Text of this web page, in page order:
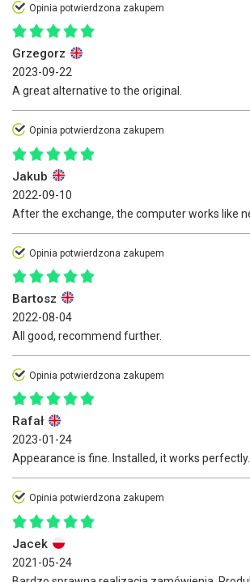
Opinia potwierdzona zakupem
Grzegorz
2023-09-22
A great alternative to the original.
Opinia potwierdzona zakupem
Jakub
2022-09-10
After the exchange, the computer works like
Opinia potwierdzona zakupem
Bartosz
2022-08-04
All good, recommend further.
Opinia potwierdzona zakupem
Rafał
2023-01-24
Appearance is fine. Installed, it works perfectly.
Opinia potwierdzona zakupem
Jacek
2021-05-24